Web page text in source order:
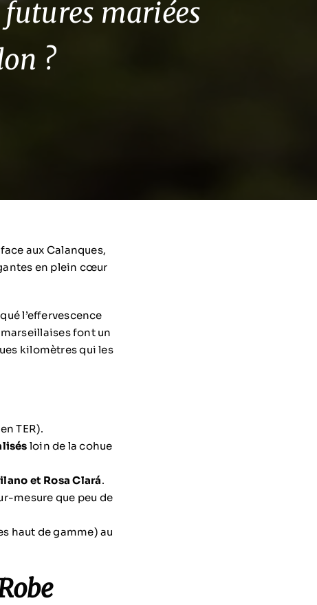
mariées
?
aux Calanques,
en plein cœur
l’effervescence
font un
kilomètres qui les
TER).
loin de la cohue
et Rosa Clará.
mesure que peu de
haut de gamme) au